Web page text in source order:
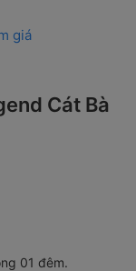
giá
Cát Bà
01 đêm.